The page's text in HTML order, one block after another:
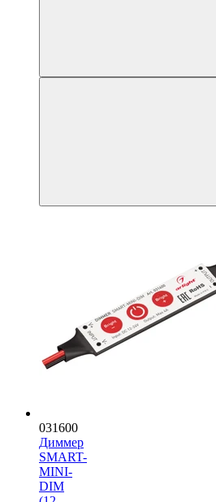
031600
Диммер
SMART-
MINI-
DIM